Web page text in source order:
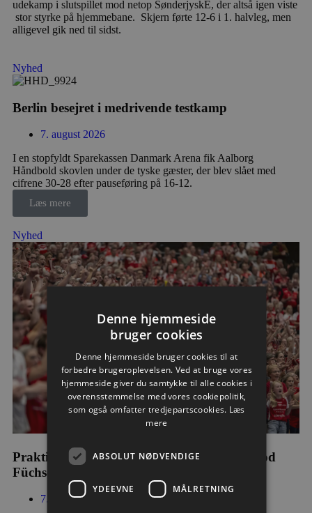
udekamp i slutspillet mod netop SønderjyskE, der altså igen viste
stor styrke på hjemmebane. Skjern førte 12-6 i 1. halvleg, men
alligevel gik ned til sidst.
Nyhed
Berlin besejret i medrivende testkamp
7. august 2026
I en stopfyldt Sparekassen Danmark Arena fik Aalborg
Håndbold skovlen under de tyske gæster, der blev slået med
cifrene 30-28 efter pauseføring på 16-12.
Læs mere
Nyhed
Praktisk information til dagens testkamp mod
Füchse Berlin
7. august 2026
Denne hjemmeside
bruger cookies
Denne hjemmeside bruger cookies til at
forbedre brugeroplevelsen. Ved at bruge vores
hjemmeside giver du samtykke til alle cookies i
overensstemmelse med vores cookiepolitik,
som også omfatter tredjepartscookies. Læs
mere
ABSOLUT NØDVENDIGE
YDEEVNE MÅLRETNING